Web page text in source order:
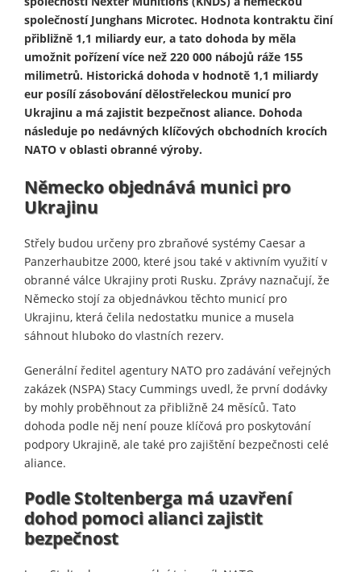
společností Junghans Microtec. Hodnota kontraktu činí
přibližně 1,1 miliardy eur, a tato dohoda by měla
umožnit pořízení více než 220 000 nábojů ráže 155
milimetrů. Historická dohoda v hodnotě 1,1 miliardy
eur posílí zásobování dělostřeleckou municí pro
Ukrajinu a má zajistit bezpečnost aliance. Dohoda
následuje po nedávných klíčových obchodních krocích
NATO v oblasti obranné výroby.
Německo objednává munici pro
Ukrajinu
Střely budou určeny pro zbraňové systémy Caesar a
Panzerhaubitze 2000, které jsou také v aktivním využití v
obranné válce Ukrajiny proti Rusku. Zprávy naznačují, že
Německo stojí za objednávkou těchto municí pro
Ukrajinu, která čelila nedostatku munice a musela
sáhnout hluboko do vlastních rezerv.
Generální ředitel agentury NATO pro zadávání veřejných
zakázek (NSPA) Stacy Cummings uvedl, že první dodávky
by mohly proběhnout za přibližně 24 měsíců. Tato
dohoda podle něj není pouze klíčová pro poskytování
podpory Ukrajině, ale také pro zajištění bezpečnosti celé
aliance.
Podle Stoltenberga má uzavření
dohod pomoci alianci zajistit
bezpečnost